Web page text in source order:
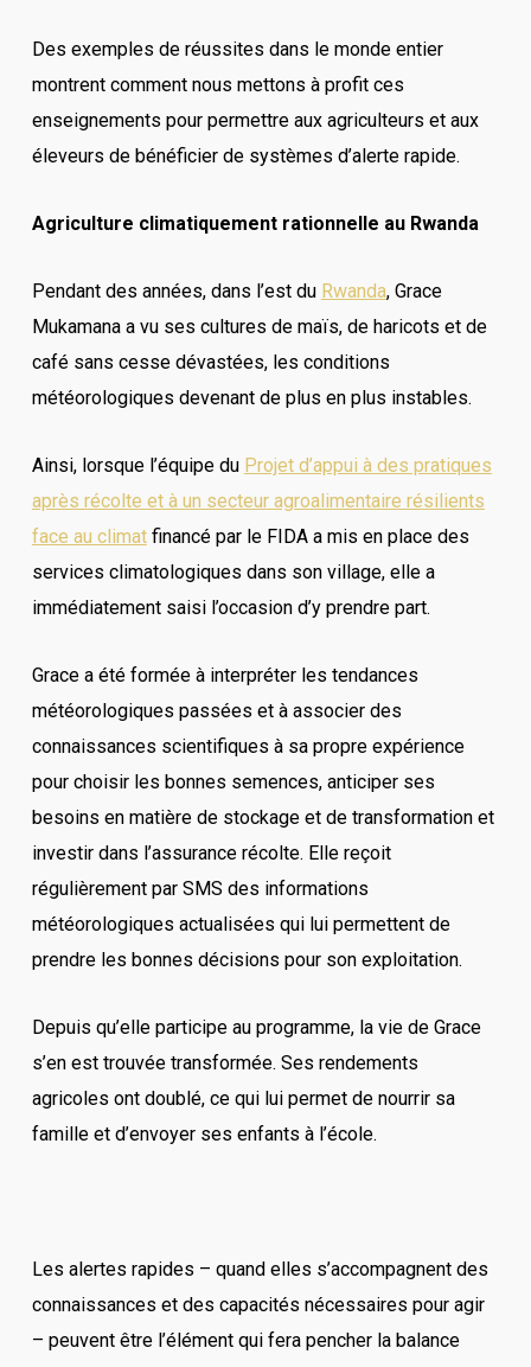
Des exemples de réussites dans le monde entier
montrent comment nous mettons à profit ces
enseignements pour permettre aux agriculteurs et aux
éleveurs de bénéficier de systèmes d’alerte rapide.
Agriculture climatiquement rationnelle au Rwanda
Pendant des années, dans l’est du Rwanda, Grace
Mukamana a vu ses cultures de maïs, de haricots et de
café sans cesse dévastées, les conditions
météorologiques devenant de plus en plus instables.
Ainsi, lorsque l’équipe du Projet d’appui à des pratiques
après récolte et à un secteur agroalimentaire résilients
face au climatfinancé par le FIDA a mis en place des
services climatologiques dans son village, elle a
immédiatement saisi l’occasion d’y prendre part.
Grace a été formée à interpréter les tendances
météorologiques passées et à associer des
connaissances scientifiques à sa propre expérience
pour choisir les bonnes semences, anticiper ses
besoins en matière de stockage et de transformation et
investir dans l’assurance récolte. Elle reçoit
régulièrement par SMS des informations
météorologiques actualisées qui lui permettent de
prendre les bonnes décisions pour son exploitation.
Depuis qu’elle participe au programme, la vie de Grace
s’en est trouvée transformée. Ses rendements
agricoles ont doublé, ce qui lui permet de nourrir sa
famille et d’envoyer ses enfants à l’école.
Les alertes rapides – quand elles s’accompagnent des
connaissances et des capacités nécessaires pour agir
– peuvent être l’élément qui fera pencher la balance